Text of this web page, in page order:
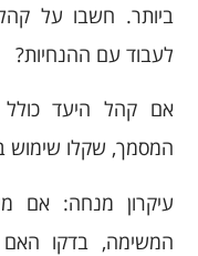
ביותר. חשבו על
לעבוד עם ההנחיות?
אם קהל היעד
המסמך, שקלו שימוש
עיקרון מנחה: אם
המשימה, בדקו האם